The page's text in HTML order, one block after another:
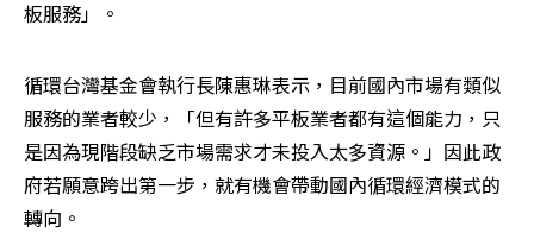
板服務」。
循環台灣基金會執行長陳惠琳表示，目前國內市場有類似
服務的業者較少，「但有許多平板業者都有這個能力，只
是因為現階段缺乏市場需求才未投入太多資源。」因此政
府若願意跨出第一步，就有機會帶動國內循環經濟模式的
轉向。